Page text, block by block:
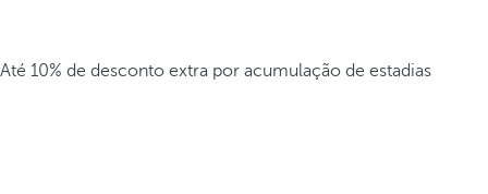
Até 10% de desconto extra por acumulação de estadias